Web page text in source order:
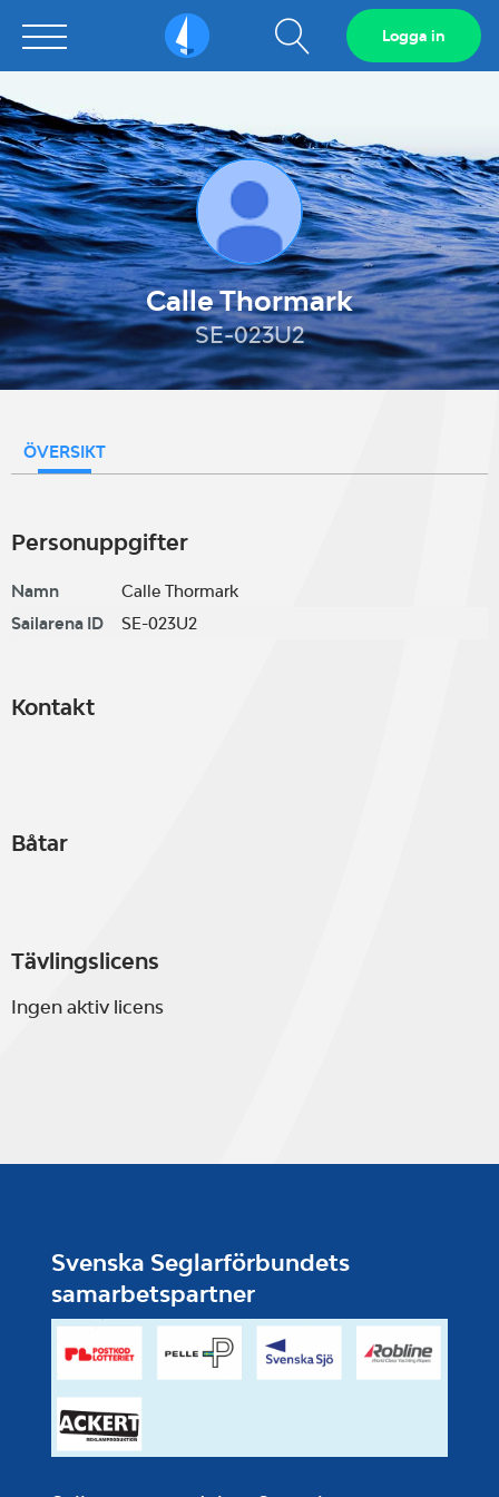
Sailarena Visa
sökfält
Logga in
Calle Thormark
SE-023U2
ÖVERSIKT
Personuppgifter
Namn
Calle Thormark
Sailarena ID
SE-023U2
Kontakt
Båtar
Tävlingslicens
Ingen aktiv licens
Svenska Seglarförbundets
samarbetspartner